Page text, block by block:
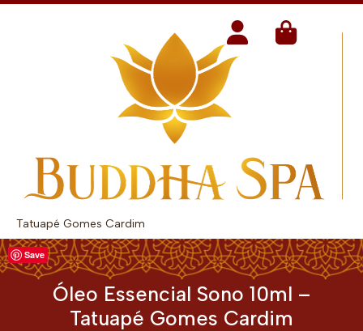
Tatuapé Gomes Cardim
Óleo Essencial Sono 10ml –
Tatuapé Gomes Cardim
Save